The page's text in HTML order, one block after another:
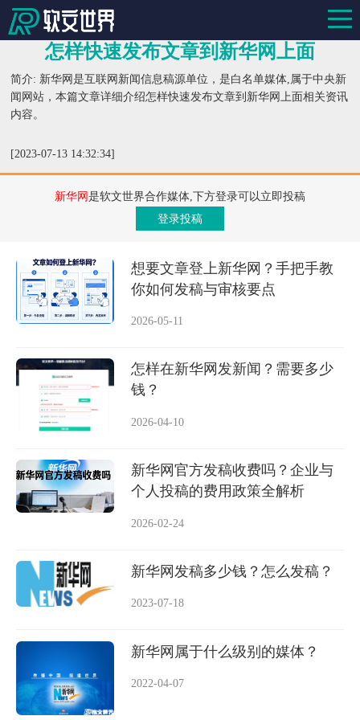
怎样快速发布文章到新华网上面
简介: 新华网是互联网新闻信息稿源单位，是白名单媒体,属于中央新
闻网站，本篇文章详细介绍怎样快速发布文章到新华网上面相关资讯
内容。
[2023-07-13 14:32:34]
新华网是软文世界合作媒体,下方登录可以立即投稿
登录投稿
想要文章登上新华网？手把手教
你如何发稿与审核要点
2026-05-11
怎样在新华网发新闻？需要多少
钱？
2026-04-10
新华网官方发稿收费吗？企业与
个人投稿的费用政策全解析
2026-02-24
新华网发稿多少钱？怎么发稿？
2023-07-18
新华网属于什么级别的媒体？
2022-04-07